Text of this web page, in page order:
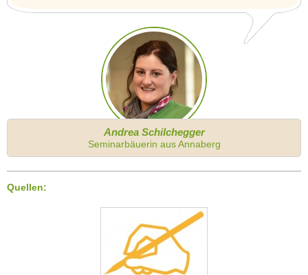
Andrea Schilchegger
Seminarbäuerin aus Annaberg
Quellen: